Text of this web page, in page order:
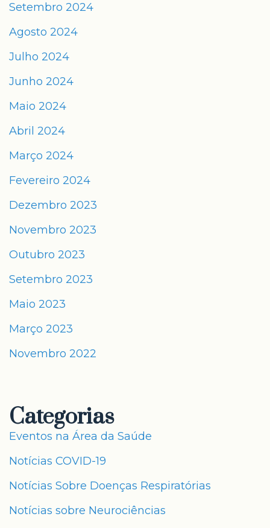
Setembro 2024
Agosto 2024
Julho 2024
Junho 2024
Maio 2024
Abril 2024
Março 2024
Fevereiro 2024
Dezembro 2023
Novembro 2023
Outubro 2023
Setembro 2023
Maio 2023
Março 2023
Novembro 2022
Categorias
Eventos na Área da Saúde
Notícias COVID-19
Notícias Sobre Doenças Respiratórias
Notícias sobre Neurociências